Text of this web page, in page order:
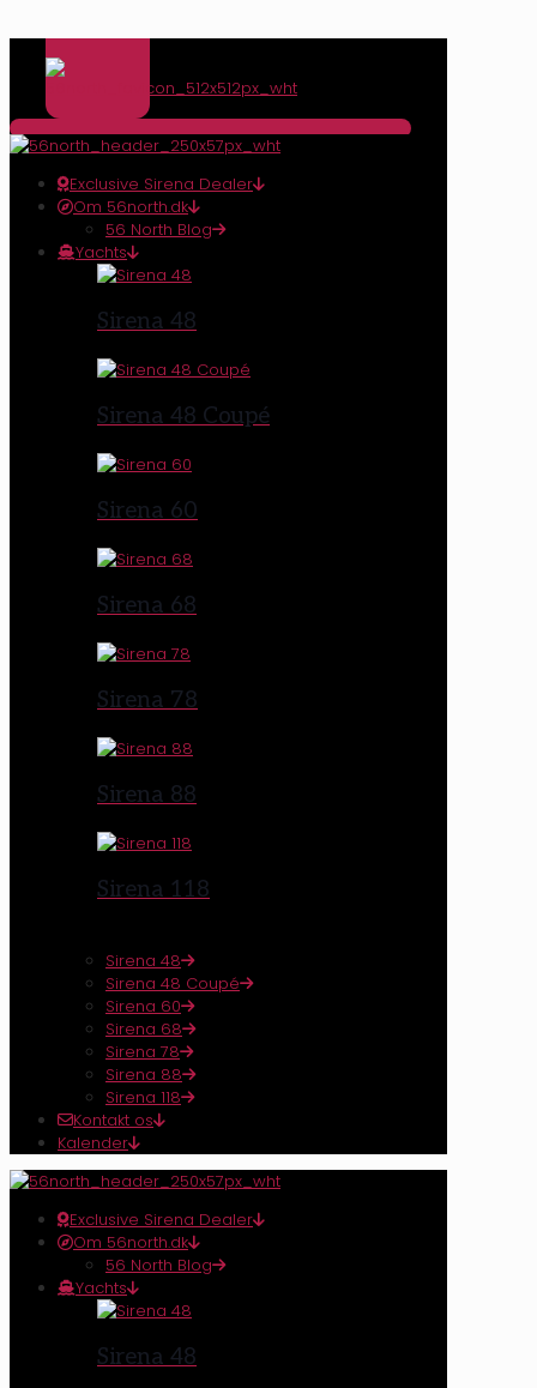
Exclusive Sirena Dealer
Om 56north.dk
56 North Blog
Yachts
Sirena 48
Sirena 48 Coupé
Sirena 60
Sirena 68
Sirena 78
Sirena 88
Sirena 118
Sirena 48
Sirena 48 Coupé
Sirena 60
Sirena 68
Sirena 78
Sirena 88
Sirena 118
Kontakt os
Kalender
Exclusive Sirena Dealer
Om 56north.dk
56 North Blog
Yachts
Sirena 48